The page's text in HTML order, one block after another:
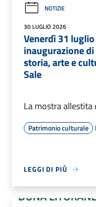
NOTIZIE
30 LUGLIO 2026
Venerdì 31
inaugurazione
storia, arte e
Sale
La mostra
Patrimonio culturale
LEGGI DI PIÙ